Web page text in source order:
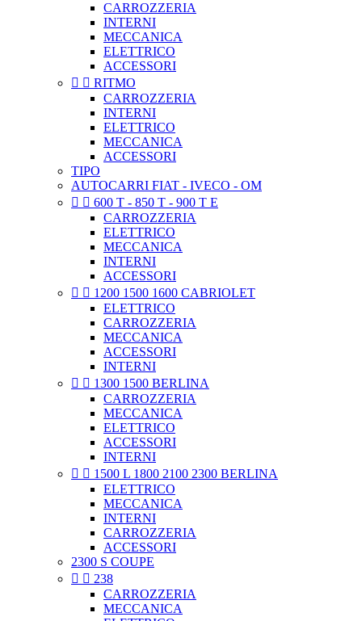
CARROZZERIA
INTERNI
MECCANICA
ELETTRICO
ACCESSORI
  RITMO
CARROZZERIA
INTERNI
ELETTRICO
MECCANICA
ACCESSORI
TIPO
AUTOCARRI FIAT - IVECO - OM
  600 T - 850 T - 900 T E
CARROZZERIA
ELETTRICO
MECCANICA
INTERNI
ACCESSORI
  1200 1500 1600 CABRIOLET
ELETTRICO
CARROZZERIA
MECCANICA
ACCESSORI
INTERNI
  1300 1500 BERLINA
CARROZZERIA
MECCANICA
ELETTRICO
ACCESSORI
INTERNI
  1500 L 1800 2100 2300 BERLINA
ELETTRICO
MECCANICA
INTERNI
CARROZZERIA
ACCESSORI
2300 S COUPE
  238
CARROZZERIA
MECCANICA